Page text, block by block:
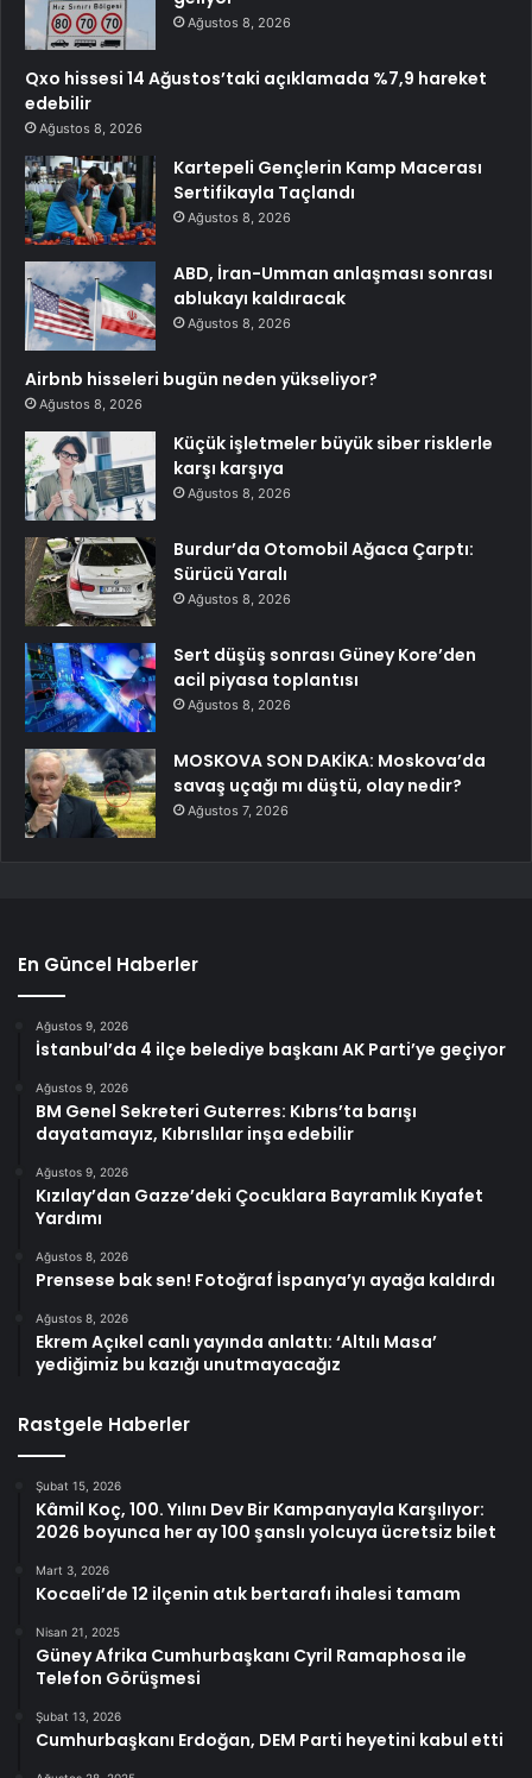
Ağustos 8, 2026
Qxo hissesi 14 Ağustos’taki açıklamada %7,9 hareket
edebilir
Ağustos 8, 2026
Kartepeli Gençlerin Kamp Macerası
Sertifikayla Taçlandı
Ağustos 8, 2026
ABD, İran-Umman anlaşması sonrası
ablukayı kaldıracak
Ağustos 8, 2026
Airbnb hisseleri bugün neden yükseliyor?
Ağustos 8, 2026
Küçük işletmeler büyük siber risklerle
karşı karşıya
Ağustos 8, 2026
Burdur’da Otomobil Ağaca Çarptı:
Sürücü Yaralı
Ağustos 8, 2026
Sert düşüş sonrası Güney Kore’den
acil piyasa toplantısı
Ağustos 8, 2026
MOSKOVA SON DAKİKA: Moskova’da
savaş uçağı mı düştü, olay nedir?
Ağustos 7, 2026
En Güncel Haberler
Ağustos 9, 2026
İstanbul’da 4 ilçe belediye başkanı AK Parti’ye geçiyor
Ağustos 9, 2026
BM Genel Sekreteri Guterres: Kıbrıs’ta barışı
dayatamayız, Kıbrıslılar inşa edebilir
Ağustos 9, 2026
Kızılay’dan Gazze’deki Çocuklara Bayramlık Kıyafet
Yardımı
Ağustos 8, 2026
Prensese bak sen! Fotoğraf İspanya’yı ayağa kaldırdı
Ağustos 8, 2026
Ekrem Açıkel canlı yayında anlattı: ‘Altılı Masa’
yediğimiz bu kazığı unutmayacağız
Rastgele Haberler
Şubat 15, 2026
Kâmil Koç, 100. Yılını Dev Bir Kampanyayla Karşılıyor:
2026 boyunca her ay 100 şanslı yolcuya ücretsiz bilet
Mart 3, 2026
Kocaeli’de 12 ilçenin atık bertarafı ihalesi tamam
Nisan 21, 2025
Güney Afrika Cumhurbaşkanı Cyril Ramaphosa ile
Telefon Görüşmesi
Şubat 13, 2026
Cumhurbaşkanı Erdoğan, DEM Parti heyetini kabul etti